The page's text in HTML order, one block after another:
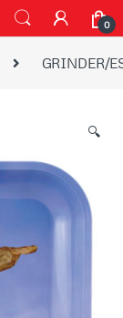
0
GRINDER/
🔍